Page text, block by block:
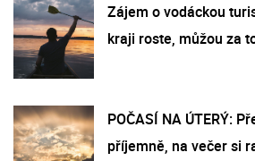
Zájem o vodáckou
kraji roste, můžou za
POČASÍ NA ÚTERÝ:
příjemně, na večer si